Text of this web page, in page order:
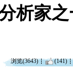
析家
浏览(3643) (141)